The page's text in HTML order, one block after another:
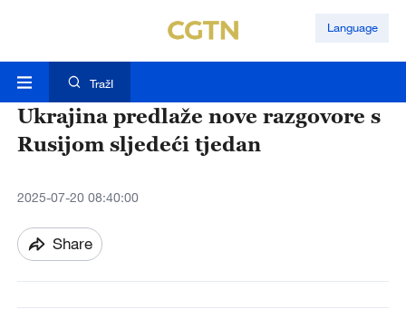
Language
TražI
Ukrajina predlaže nove razgovore s
Rusijom sljedeći tjedan
2025-07-20 08:40:00
Share